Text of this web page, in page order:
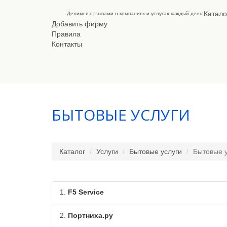
Делимся отзывами о компаниях и услугах каждый день!
Добавить фирму
Правила
Контакты
БЫТОВЫЕ УСЛУГИ
Каталог Услуги Бытовые услуги Бытовые
1. F5 Service
2. Портниха.ру